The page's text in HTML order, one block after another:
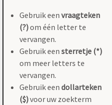
Gebruik een vraagteken
(?)om één letter te
vervangen.
Gebruik een sterretje (*)
om meer letters te
vervangen.
Gebruik een dollarteken
($)voor uw zoekterm